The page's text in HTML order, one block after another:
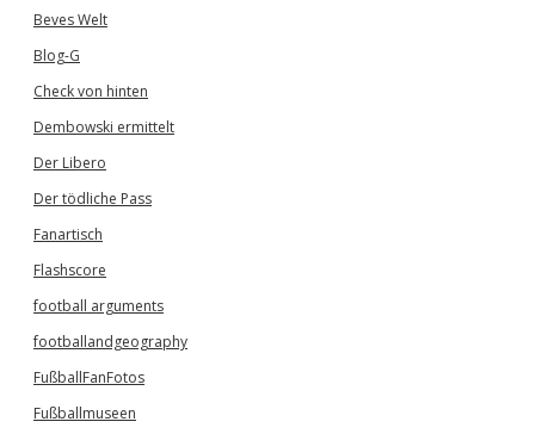
Beves Welt
Blog-G
Check von hinten
Dembowski ermittelt
Der Libero
Der tödliche Pass
Fanartisch
Flashscore
football arguments
footballandgeography
FußballFanFotos
Fußballmuseen